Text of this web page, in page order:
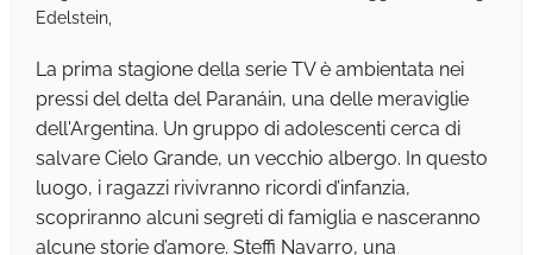
Edelstein,
La prima stagione della serie TV è ambientata nei
pressi del delta del Paranáin, una delle meraviglie
dell'Argentina. Un gruppo di adolescenti cerca di
salvare Cielo Grande, un vecchio albergo. In questo
luogo, i ragazzi rivivranno ricordi d’infanzia,
scopriranno alcuni segreti di famiglia e nasceranno
alcune storie d’amore. Steffi Navarro, una